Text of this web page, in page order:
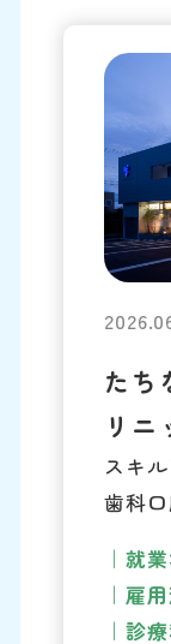
たち
リニ
スキ
歯科
就
雇
診